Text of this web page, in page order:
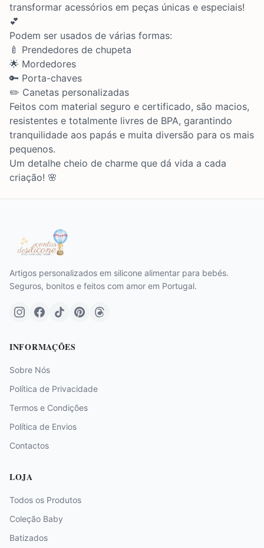
transformar acessórios em peças únicas e especiais!
💕
Podem ser usados de várias formas:
🍼 Prendedores de chupeta
🌟 Mordedores
🔑 Porta-chaves
✏️ Canetas personalizadas
Feitos com material seguro e certificado, são macios,
resistentes e totalmente livres de BPA, garantindo
tranquilidade aos papás e muita diversão para os mais
pequenos.
Um detalhe cheio de charme que dá vida a cada
criação! 🌸
Artigos personalizados em silicone alimentar para bebés.
Seguros, bonitos e feitos com amor em Portugal.
INFORMAÇÕES
Sobre Nós
Política de Privacidade
Termos e Condições
Política de Envios
Contactos
LOJA
Todos os Produtos
Coleção Baby
Batizados